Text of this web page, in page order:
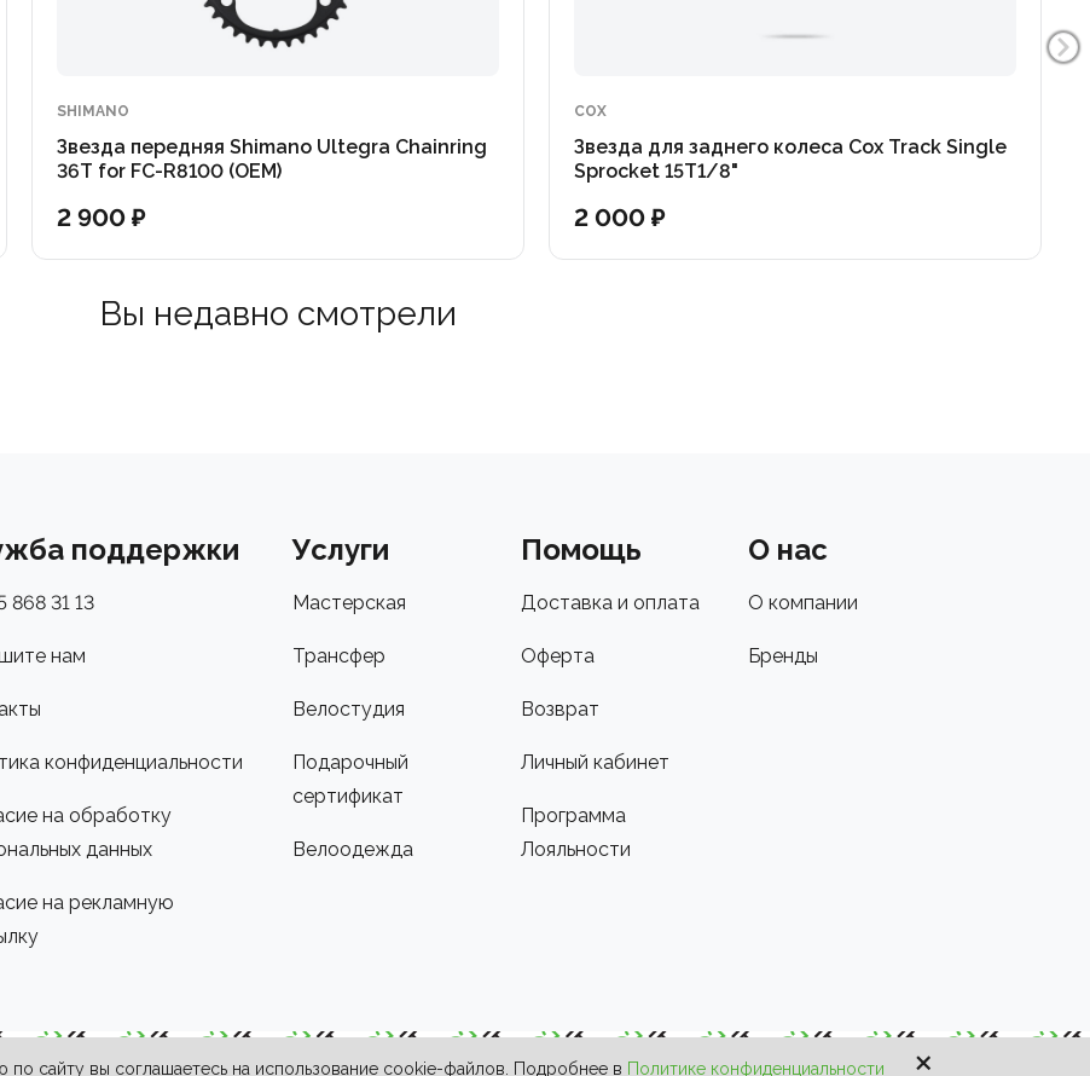
SHIMANO
Звезда передняя Shimano Ultegra Chainring
36T for FC-R8100 (OEM)
2 900 ₽
COX
Звезда для заднего колеса Cox Track Single
Sprocket 15T1/8"
2 000 ₽
Вы недавно смотрели
поддержки
868 31 13
нам
конфиденциальности
на обработку
данных
на рекламную
Услуги
Мастерская
Трансфер
Велостудия
Подарочный
сертификат
Велоодежда
Помощь
Доставка и оплата
Оферта
Возврат
Личный кабинет
Программа
Лояльности
О нас
О компании
Бренды
сайту вы соглашаетесь на использование cookie-файлов. Подробнее в Политике конфиденциальности ×